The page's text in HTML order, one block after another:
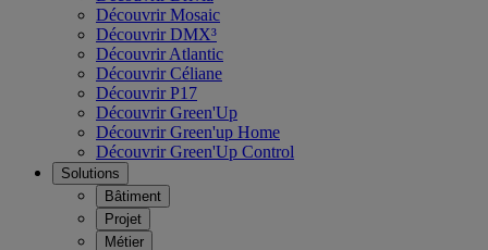
Découvrir Mosaic
Découvrir DMX³
Découvrir Atlantic
Découvrir Céliane
Découvrir P17
Découvrir Green'Up
Découvrir Green'up Home
Découvrir Green'Up Control
Solutions
Bâtiment
Projet
Métier